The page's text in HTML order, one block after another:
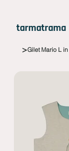
tarmatrama
>Gilet Mario L